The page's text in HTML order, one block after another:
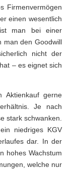
Firmenvermögen
einen wesentlich
man bei einer
man den Goodwill
nicht der
– es eignet sich
Aktienkauf gerne
Je nach
stark schwanken.
niedriges KGV
dar. In der
hohes Wachstum
welche nur